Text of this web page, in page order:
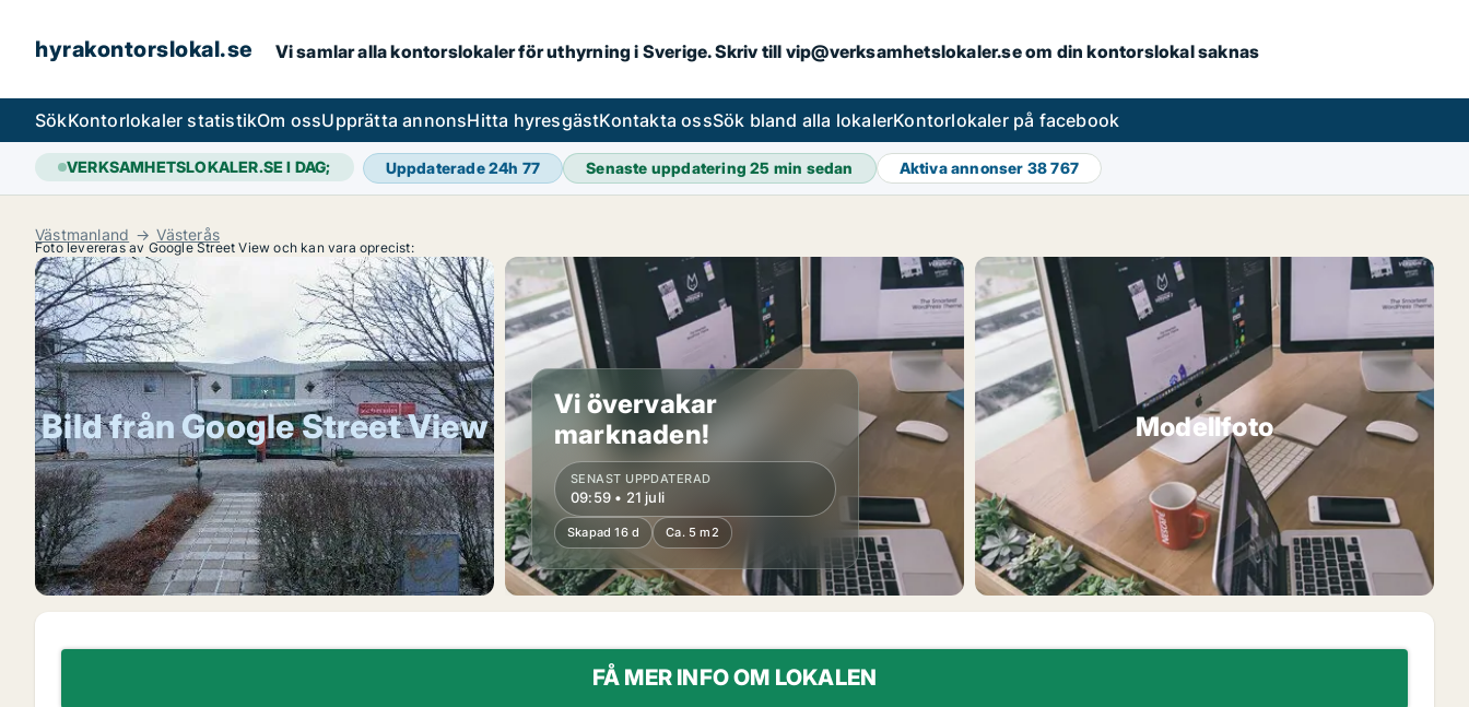
hyrakontorslokal.se Vi samlar alla kontorslokaler för uthyrning i Sverige. Skriv till vip@verksamhetslokaler.se om din kontorslokal saknas
SökKontorlokaler statistikOm ossUpprätta annonsHitta hyresgästKontakta ossSök bland alla lokalerKontorlokaler på facebook
VERKSAMHETSLOKALER.SE I DAG; Uppdaterade 24h 77 Senaste uppdatering25 min sedan Aktiva annonser 38 767
Västmanland Västerås
Foto levereras av Google Street View och kan vara oprecist:
Bild från Google Street View
Vi övervakar
marknaden!
SENAST UPPDATERAD
09:59 • 21 juli
Skapad 16 d Ca. 5 m2
Modellfoto
FÅ MER INFO OM LOKALEN